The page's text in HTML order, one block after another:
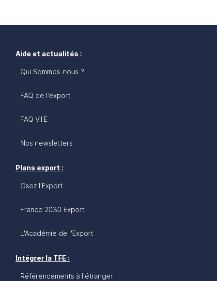
Aide et actualités :
Qui Sommes-nous ?
FAQ de l'export
FAQ V.I.E
Nos newsletters
Plans export :
Osez l'Export
France 2030 Export
L'Académie de l'Export
Intégrer la TFE :
Référencements à l'étranger